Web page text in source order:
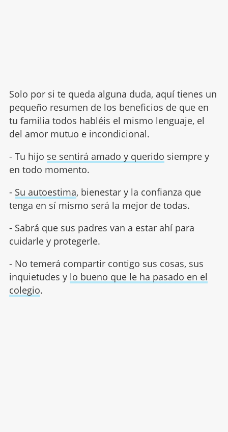
Solo por si te queda alguna duda, aquí tienes un
pequeño resumen de los beneficios de que en
tu familia todos habléis el mismo lenguaje, el
del amor mutuo e incondicional.
- Tu hijo se sentirá amado y querido siempre y
en todo momento.
- Su autoestima, bienestar y la confianza que
tenga en sí mismo será la mejor de todas.
- Sabrá que sus padres van a estar ahí para
cuidarle y protegerle.
- No temerá compartir contigo sus cosas, sus
inquietudes y lo bueno que le ha pasado en el
colegio.